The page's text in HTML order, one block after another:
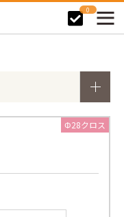
0
Φ28クロス